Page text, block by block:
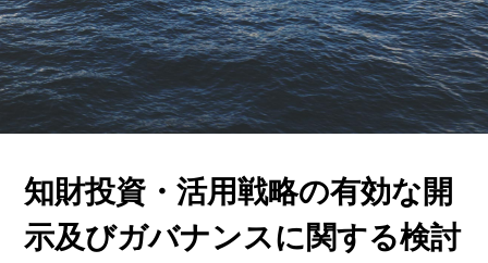
知財投資・活用戦略の有効な開
示及びガバナンスに関する検討